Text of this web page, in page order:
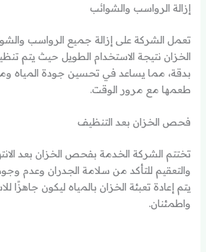
إزالة الرواسب والشوائب
تعمل الشركة على إزالة جميع الرواسب
الخزان نتيجة الاستخدام الطويل حيث يتم
بدقة، مما يساعد في تحسين جودة المياه
طعمها مع مرور الوقت.
فحص الخزان بعد التنظيف
تختتم الشركة الخدمة بفحص الخزان بعد
والتعقيم للتأكد من سلامة الجدران وعدم
يتم إعادة تعبئة الخزان بالمياه ليكون جاهزًا
واطمئنان.